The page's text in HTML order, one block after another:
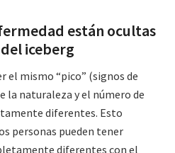
están ocultas
iceberg
el mismo “pico” (signos de
la naturaleza y el número de
diferentes. Esto
personas pueden tener
diferentes con el